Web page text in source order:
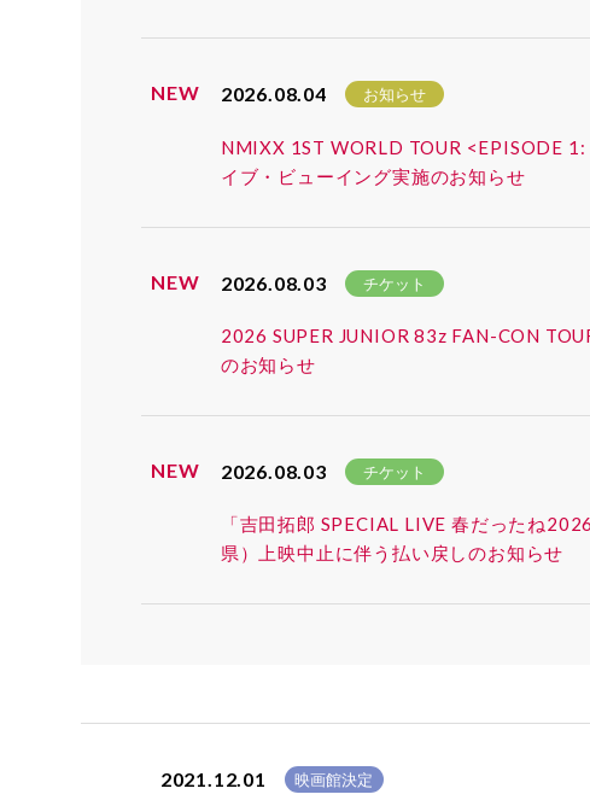
NEW 2026.08.04 お知らせ
NMIXX 1ST WORLD TOUR <EPISODE
イブ・ビューイング実施のお知らせ
NEW 2026.08.03 チケット
2026 SUPER JUNIOR 83z FAN-CON
のお知らせ
NEW 2026.08.03 チケット
「吉田拓郎 SPECIAL LIVE 春だったね
県）上映中止に伴う払い戻しのお知らせ
2021.12.01 映画館決定